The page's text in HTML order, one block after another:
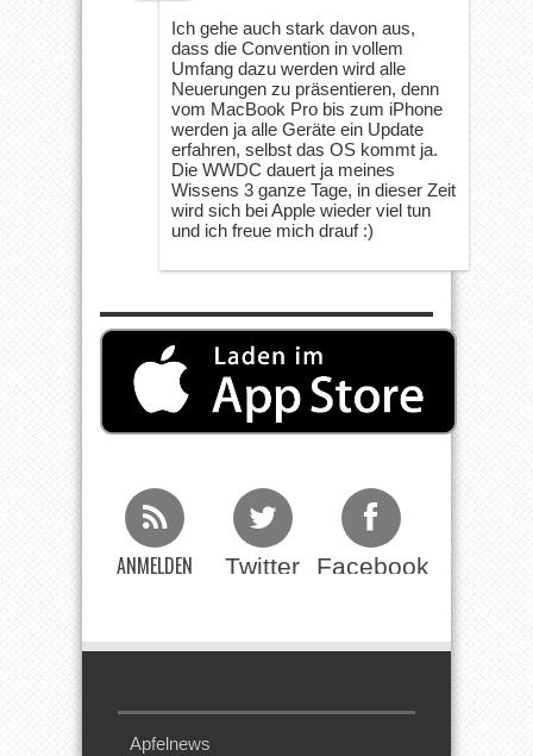
Ich gehe auch stark davon aus,
dass die Convention in vollem
Umfang dazu werden wird alle
Neuerungen zu präsentieren, denn
vom MacBook Pro bis zum iPhone
werden ja alle Geräte ein Update
erfahren, selbst das OS kommt ja.
Die WWDC dauert ja meines
Wissens 3 ganze Tage, in dieser Zeit
wird sich bei Apple wieder viel tun
und ich freue mich drauf :)
ANMELDEN Twitter Facebook
Apfelnews